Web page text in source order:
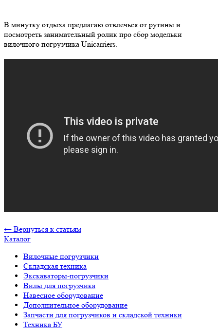
В минутку отдыха предлагаю отвлечься от рутины и
посмотреть занимательный ролик про сбор модельки
вилочного погрузчика Unicarriers.
← Вернуться к статьям
Каталог
Вилочные погрузчики
Складская техника
Экскаваторы-погрузчики
Вилы для погрузчика
Навесное оборудование
Дополнительное оборудование
Запчасти для погрузчиков и складской техники
Техника БУ